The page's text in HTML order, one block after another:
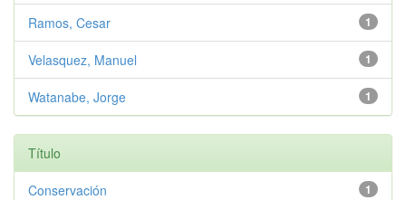
1
Ramos, Cesar
1
Velasquez, Manuel
1
Watanabe, Jorge
Título
1
Conservación